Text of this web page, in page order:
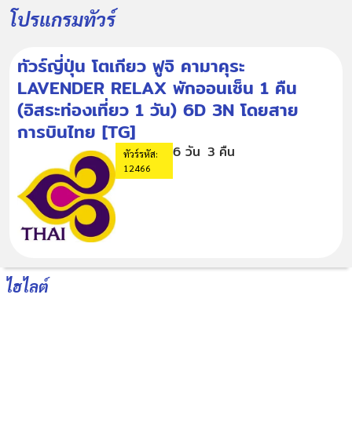
โปรแกรมทัวร์
ทัวร์ญี่ปุ่น โตเกียว ฟูจิ คามาคุระ
LAVENDER RELAX พักออนเซ็น 1 คืน
(อิสระท่องเที่ยว 1 วัน) 6D 3N โดยสาย
การบินไทย [TG]
ทัวร์รหัส:
12466
6 วัน 3 คืน
ไฮไลต์